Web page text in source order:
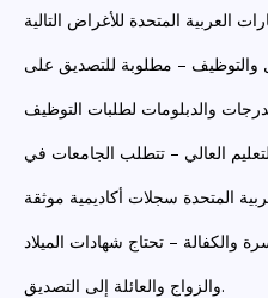
والتوظيف – مطلوبة للتصديق على
العالي – تتطلب الجامعات في
والكفالة – ​​تحتاج شهادات الميلاد
والزواج والعائلة إلى التصديق.